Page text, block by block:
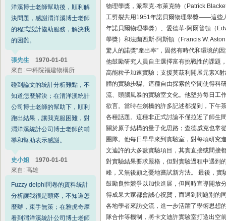
看到渭洋溪統計公司博士老師
協助跑統計分析，在老師的輔
導和幫助下，順利把結果做出
來，結果比較理想。感謝渭洋
溪統計公司博士老師提供的統
計代跑協助服務。
沈小姐
1970‑01‑01
來自: 臺北
委託渭洋溪統計公司博士老師
協助跑醫學資料分析，內外側
1st~7th半月板的30度移動距
離變化和60度移動距離變
化，在博士老師的協助下，順
利得到統計分析結果，結果吻
合要求，非常感謝渭洋溪統計
公司博士老師的協助。
陳先生
1970‑01‑01
來自: 醫院
物理學獎，派翠克·布萊克特（Patrick
工劈裂共用1951年諾貝爾物理學獎——這些
年諾貝爾物理學獎）、愛德華·阿爾普頓（
學獎）和法蘭西斯·阿斯頓（Francis W.
驚人的諾獎“產出率”，固然有時代和環境的
他鼓勵研究人員自主選擇富有挑戰性的課題
高能粒子加速實驗；支援莫茲利開展元素X
體的實驗步驟。這種自由探索的空間使得科
流、頭腦風暴的實驗室文化。他堅持每日工
欲言。當時在劍橋的許多記述都提到，下午
各種話題。這種非正式討論不僅拉近了師生
關於原子結構的量子化思路；查德威克也常
團隊。他每日早早來到實驗室，對每項研究
文迪許的大多數實驗項目，其實直接或間接
對實驗結果要求嚴格，但對實驗過程中遇到
峰，又無後顧之憂地嘗試新方法。 最後，
鼓勵良性競爭以加快進展，但同時宣導開放
得成果大家都會誠心祝賀，而遇到問題別的
各地學者來訪交流，進一步活躍了學術思想
隊合作等機制，將卡文迪許實驗室打造出空